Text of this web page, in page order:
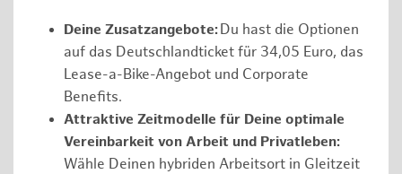
Deine Zusatzangebote: Du hast die Optionen
auf das Deutschlandticket für 34,05 Euro, das
Lease-a-Bike-Angebot und Corporate
Benefits.
Attraktive Zeitmodelle für Deine optimale
Vereinbarkeit von Arbeit und Privatleben:
Wähle Deinen hybriden Arbeitsort in Gleitzeit